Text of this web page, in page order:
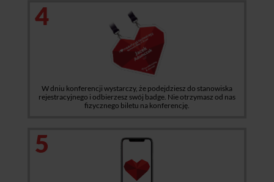
4
W dniu konferencji wystarczy, że podejdziesz do stanowiska
rejestracyjnego i odbierzesz swój badge. Nie otrzymasz od nas
fizycznego biletu na konferencję.
5